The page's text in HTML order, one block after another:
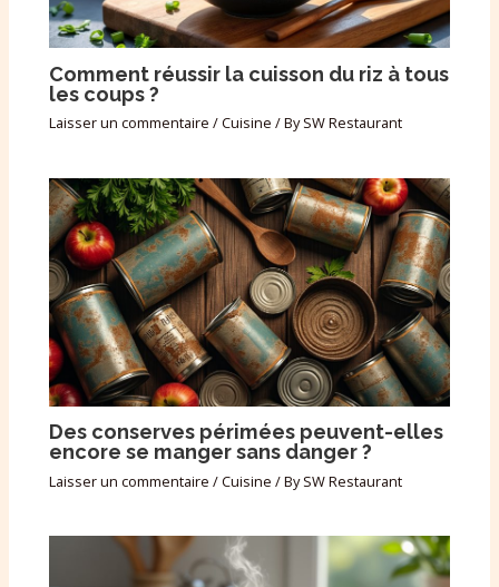
Comment réussir la cuisson du riz à tous
les coups ?
Laisser un commentaire /Cuisine / BySW Restaurant
Des conserves périmées peuvent-elles
encore se manger sans danger ?
Laisser un commentaire /Cuisine / BySW Restaurant